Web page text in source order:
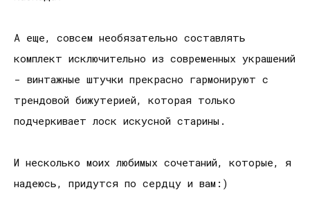
А еще, совсем необязательно составлять
комплект исключительно из современных украшений
- винтажные штучки прекрасно гармонируют с
трендовой бижутерией, которая только
подчеркивает лоск искусной старины.
И несколько моих любимых сочетаний, которые, я
надеюсь, придутся по сердцу и вам:)